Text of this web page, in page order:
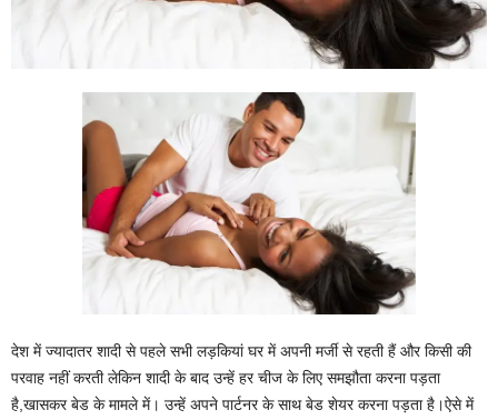
देश में ज्यादातर शादी से पहले सभी लड़कियां घर में अपनी मर्जी से रहती हैं और किसी की
परवाह नहीं करती लेकिन शादी के बाद उन्हें हर चीज के लिए समझौता करना पड़ता
है,खासकर बेड के मामले में। उन्हें अपने पार्टनर के साथ बेड शेयर करना पड़ता है।ऐसे में